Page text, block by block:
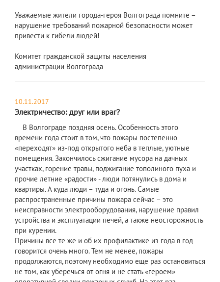
Уважаемые жители города-героя Волгограда помните –
нарушение требований пожарной безопасности может
привести к гибели людей!
Комитет гражданской защиты населения
администрации Волгограда
10.11.2017
Электричество: друг или враг?
В Волгограде поздняя осень. Особенность этого
времени года стоит в том, что пожары постепенно
«переходят» из-под открытого неба в теплые, уютные
помещения. Закончилось сжигание мусора на дачных
участках, горение травы, поджигание тополиного пуха и
прочие летние «радости» - люди потянулись в дома и
квартиры. А куда люди – туда и огонь. Самые
распространенные причины пожара сейчас – это
неисправности электрооборудования, нарушение правил
устройства и эксплуатации печей, а также неосторожность
при курении.
Причины все те же и об их профилактике из года в год
говорится очень много. Тем не менее, пожары
продолжаются, поэтому необходимо еще раз остановиться
не том, как уберечься от огня и не стать «героем»